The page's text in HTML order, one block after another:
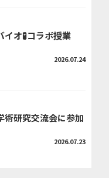
オ🧪コラボ授業
2026.07.24
術研究交流会に参加
2026.07.23